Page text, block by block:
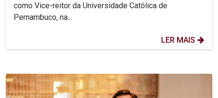
como Vice-reitor da Universidade Católica de
Pernambuco, na...
LER MAIS